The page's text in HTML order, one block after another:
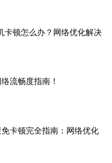
卡顿怎么办？网络优化解决
流畅度指南！
卡顿完全指南：网络优化